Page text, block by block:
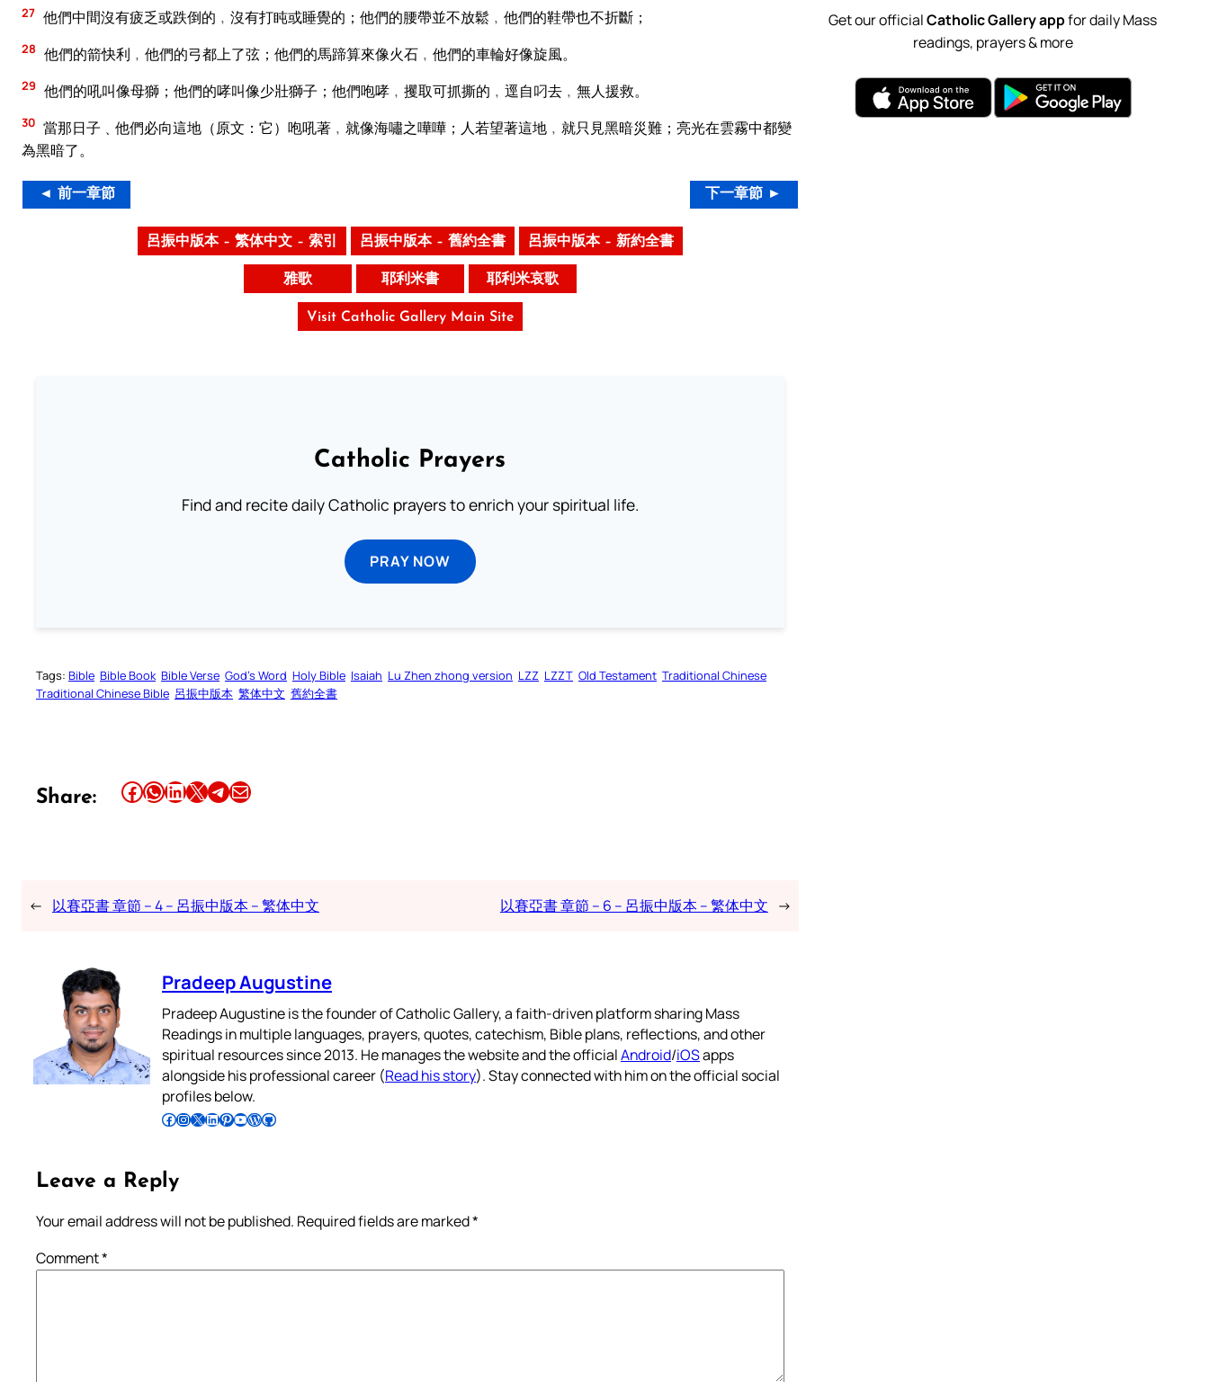
27 他們中間沒有疲乏或跌倒的﹐沒有打盹或睡覺的；他們的腰帶並不放鬆﹐他們的鞋帶也不折斷；
28 他們的箭快利﹐他們的弓都上了弦；他們的馬蹄算來像火石﹐他們的車輪好像旋風。
29 他們的吼叫像母獅；他們的哮叫像少壯獅子；他們咆哮﹐攫取可抓撕的﹐逕自叼去﹐無人援救。
30 當那日子﹑他們必向這地（原文：它）咆吼著﹐就像海嘯之嘩嘩；人若望著這地﹐就只見黑暗災難；亮光在雲霧中都變
為黑暗了。
◄ 前一章節 下一章節 ►
呂振中版本 – 繁体中文 – 索引 呂振中版本 – 舊約全書 呂振中版本 – 新約全書
雅歌 耶利米書 耶利米哀歌
Visit Catholic Gallery Main Site
Catholic Prayers
Find and recite daily Catholic prayers to enrich your spiritual life.
PRAY NOW
Tags: Bible Bible Book Bible Verse God’s Word Holy Bible Isaiah Lu Zhen zhong version LZZ LZZT Old Testament Traditional Chinese
Traditional Chinese Bible 呂振中版本 繁体中文 舊約全書
Share: Share this article on Facebook Share this article on WhatsApp Share this article on LinkedIn Share this article on X Share this article on TelegramEmail this Article
← 以賽亞書 章節 – 4 – 呂振中版本 – 繁体中文 以賽亞書 章節 – 6 – 呂振中版本 – 繁体中文 →
Pradeep Augustine
Pradeep Augustine is the founder of Catholic Gallery, a faith-driven platform sharing Mass
Readings in multiple languages, prayers, quotes, catechism, Bible plans, reflections, and other
spiritual resources since 2013. He manages the website and the officialAndroid/iOSapps
alongside his professional career (Read his story). Stay connected with him on the official social
profiles below.
Follow Pradeep on Facebook Follow Pradeep on InstagramFollow Pradeep on X Follow Pradeep on LinkedIn Follow Pradeep on Pinterest Subscribe to Pradeep’s Youtube Channel Follow Pradeep on WordPress Follow Pradeep on GitHub
Leave a Reply
Your email address will not be published. Required fields are marked*
Comment*
Get our officialCatholic Gallery appfor daily Mass
readings, prayers & more